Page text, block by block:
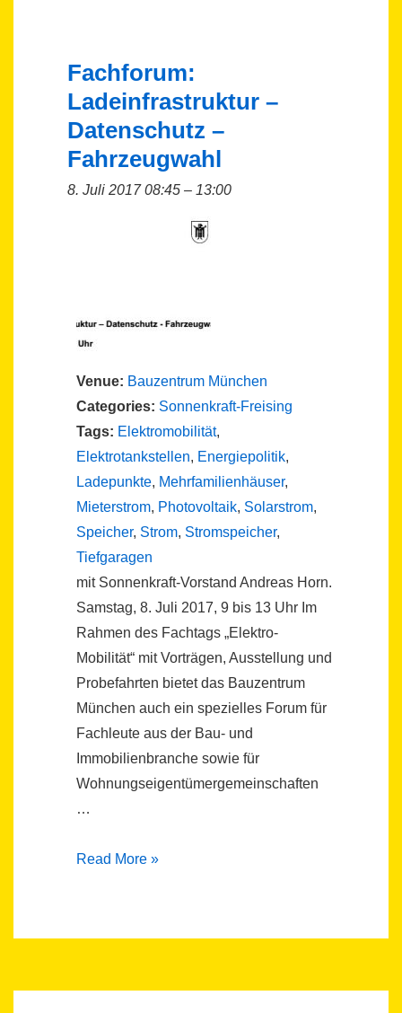
Fachforum:
Ladeinfrastruktur –
Datenschutz –
Fahrzeugwahl
8. Juli 2017 08:45 – 13:00
Venue: Bauzentrum München
Categories: Sonnenkraft-Freising
Tags: Elektromobilität,
Elektrotankstellen, Energiepolitik,
Ladepunkte, Mehrfamilienhäuser,
Mieterstrom, Photovoltaik, Solarstrom,
Speicher, Strom, Stromspeicher,
Tiefgaragen
mit Sonnenkraft-Vorstand Andreas Horn.
Samstag, 8. Juli 2017, 9 bis 13 Uhr Im
Rahmen des Fachtags „Elektro-
Mobilität“ mit Vorträgen, Ausstellung und
Probefahrten bietet das Bauzentrum
München auch ein spezielles Forum für
Fachleute aus der Bau- und
Immobilienbranche sowie für
Wohnungseigentümergemeinschaften
…
Fachforum:
Read More »